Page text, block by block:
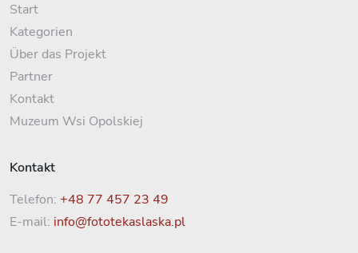
Start
Kategorien
Über das Projekt
Partner
Kontakt
Muzeum Wsi Opolskiej
Kontakt
Telefon: +48 77 457 23 49
E-mail: info@fototekaslaska.pl